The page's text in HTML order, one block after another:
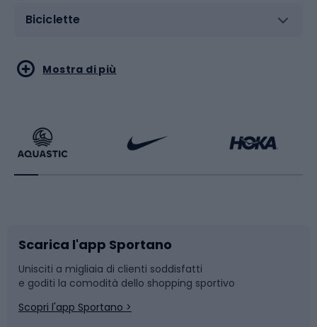
Biciclette
Sport acquatici
Bikepacking
Bushcraft
Corsa
Sport di arti marziali
Sport con le racchette
Slitte e slittini
Snowboard
Mostra di più
Scarica l'app Sportano
Unisciti a migliaia di clienti soddisfatti
e goditi la comodità dello shopping sportivo
Scopri l'app Sportano >